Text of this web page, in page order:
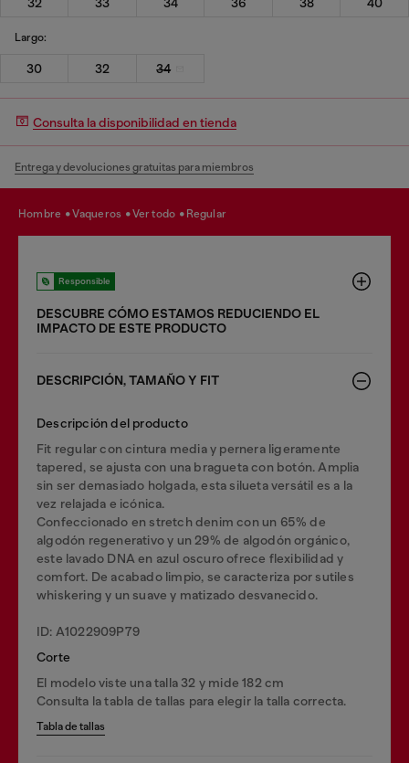
Largo:
30 32 34
Consulta la disponibilidad en tienda
Entrega y devoluciones gratuitas para miembros
hombre vaqueros ver todo regular
Responsible
DESCUBRE CÓMO ESTAMOS REDUCIENDO EL
IMPACTO DE ESTE PRODUCTO
DESCRIPCIÓN, TAMAÑO Y FIT
Descripción del producto
Fit regular con cintura media y pernera ligeramente
tapered, se ajusta con una bragueta con botón. Amplia
sin ser demasiado holgada, esta silueta versátil es a la
vez relajada e icónica.
Confeccionado en stretch denim con un 65% de
algodón regenerativo y un 29% de algodón orgánico,
este lavado DNA en azul oscuro ofrece flexibilidad y
comfort. De acabado limpio, se caracteriza por sutiles
whiskering y un suave y matizado desvanecido.
ID: A1022909P79
Corte
El modelo viste una talla 32 y mide 182 cm
Consulta la tabla de tallas para elegir la talla correcta.
Tabla de tallas